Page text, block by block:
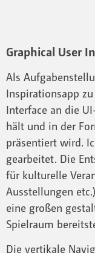
Graphical User
Als
Inspirationsapp
Interface an die
hält und in der
präsentiert wird.
gearbeitet. Die
für kulturelle
Ausstellungen
eine großen
Spielraum
Die vertikale